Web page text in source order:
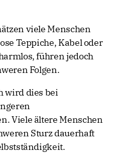
viele Menschen
Teppiche, Kabel oder
führen jedoch
Folgen.
wird dies bei
Viele ältere Menschen
Sturz dauerhaft